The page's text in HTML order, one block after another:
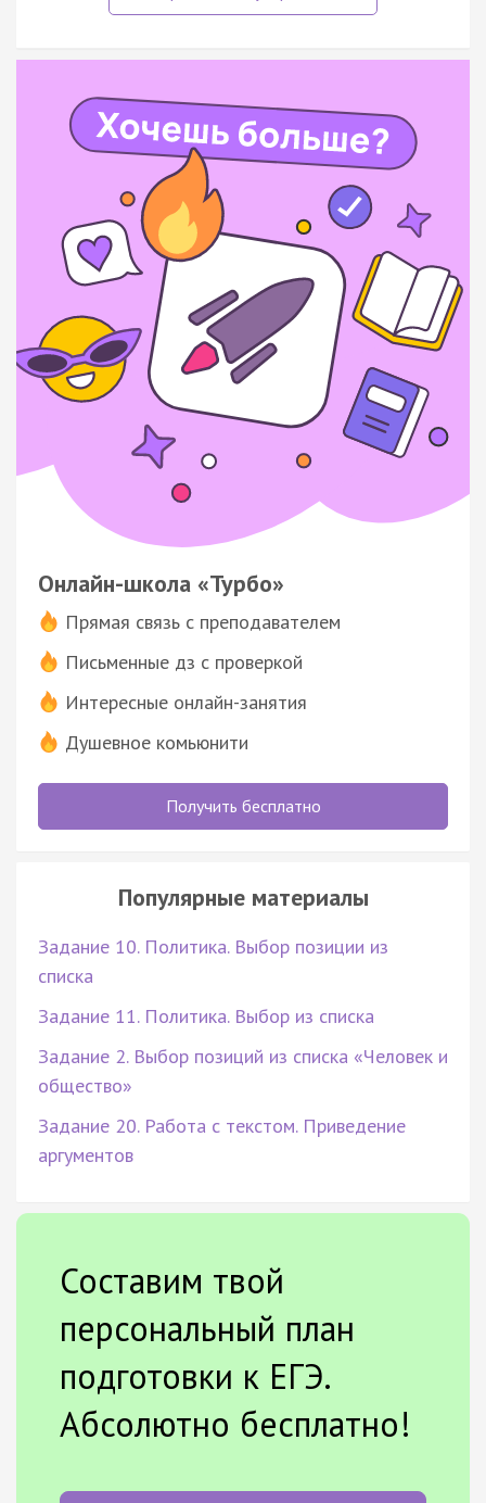
Онлайн-школа «Турбо»
Прямая связь с преподавателем
Письменные дз с проверкой
Интересные онлайн-занятия
Душевное комьюнити
Получить бесплатно
Популярные материалы
Задание 10. Политика. Выбор позиции из
списка
Задание 11. Политика. Выбор из списка
Задание 2. Выбор позиций из списка «Человек и
общество»
Задание 20. Работа с текстом. Приведение
аргументов
Составим твой
персональный план
подготовки к ЕГЭ.
Абсолютно бесплатно!